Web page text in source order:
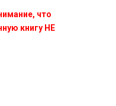
что
книгу НЕ